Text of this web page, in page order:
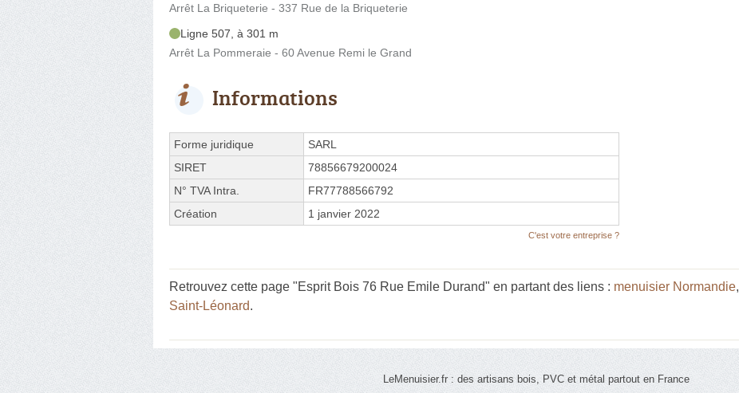
Arrêt La Briqueterie - 337 Rue de la Briqueterie
Ligne 507, à 301 m
Arrêt La Pommeraie - 60 Avenue Remi le Grand
Informations
Forme juridique
SARL
SIRET
78856679200024
N° TVA Intra.
FR77788566792
Création
1 janvier 2022
C'est votre entreprise ?
Retrouvez cette page "Esprit Bois 76 Rue Emile Durand" en partant des liens : menuisier Normandie,
Saint-Léonard.
LeMenuisier.fr : des artisans bois, PVC et métal partout en France